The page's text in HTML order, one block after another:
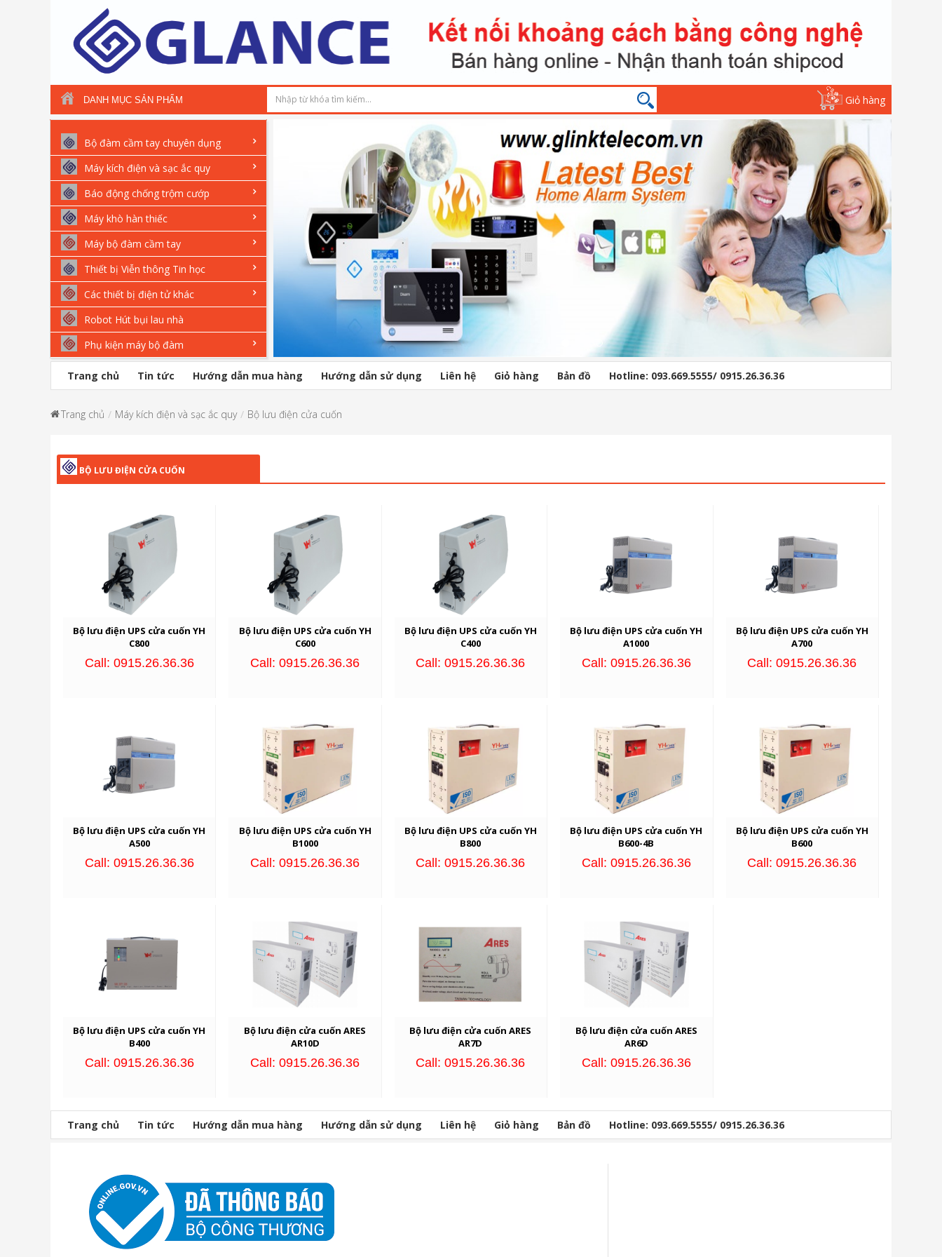
DANH MỤC SẢN PHẨM Giỏ hàng
Bộ đàm cầm tay chuyên dụng
Máy kích điện và sạc ắc quy
Báo động chống trộm cướp
Máy khò hàn thiếc
Máy bộ đàm cầm tay
Thiết bị Viễn thông Tin học
Các thiết bị điện tử khác
Robot Hút bụi lau nhà
Phụ kiện máy bộ đàm
Trang chủ Tin tức Hướng dẫn mua hàng Hướng dẫn sử dụng Liên hệ Giỏ hàng Bản đồ Hotline: 093.669.5555/ 0915.26.36.36
Trang chủ Máy kích điện và sạc ắc quy Bộ lưu điện cửa cuốn
BỘ LƯU ĐIỆN CỬA CUỐN
Bộ lưu điện UPS cửa cuốn YH
C800
Call: 0915.26.36.36
Bộ lưu điện UPS cửa cuốn YH
C600
Call: 0915.26.36.36
Bộ lưu điện UPS cửa cuốn YH
C400
Call: 0915.26.36.36
Bộ lưu điện UPS cửa cuốn YH
A1000
Call: 0915.26.36.36
Bộ lưu điện UPS cửa cuốn YH
A700
Call: 0915.26.36.36
Bộ lưu điện UPS cửa cuốn YH
A500
Call: 0915.26.36.36
Bộ lưu điện UPS cửa cuốn YH
B1000
Call: 0915.26.36.36
Bộ lưu điện UPS cửa cuốn YH
B800
Call: 0915.26.36.36
Bộ lưu điện UPS cửa cuốn YH
B600-4B
Call: 0915.26.36.36
Bộ lưu điện UPS cửa cuốn YH
B600
Call: 0915.26.36.36
Bộ lưu điện UPS cửa cuốn YH
B400
Call: 0915.26.36.36
Bộ lưu điện cửa cuốn ARES
AR10D
Call: 0915.26.36.36
Bộ lưu điện cửa cuốn ARES
AR7D
Call: 0915.26.36.36
Bộ lưu điện cửa cuốn ARES
AR6D
Call: 0915.26.36.36
Trang chủ Tin tức Hướng dẫn mua hàng Hướng dẫn sử dụng Liên hệ Giỏ hàng Bản đồ Hotline: 093.669.5555/ 0915.26.36.36